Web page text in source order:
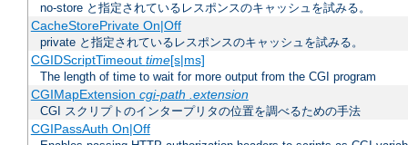
no-store と指定されているレスポンスのキャッシュを試みる。
CacheStorePrivate On|Off
private と指定されているレスポンスのキャッシュを試みる。
CGIDScriptTimeout time[s|ms]
The length of time to wait for more output from the CGI program
CGIMapExtension cgi-path .extension
CGI スクリプトのインタープリタの位置を調べるための手法
CGIPassAuth On|Off